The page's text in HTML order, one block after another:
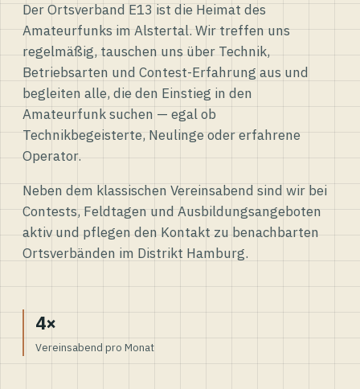
Der Ortsverband E13 ist die Heimat des
Amateurfunks im Alstertal. Wir treffen uns
regelmäßig, tauschen uns über Technik,
Betriebsarten und Contest-Erfahrung aus und
begleiten alle, die den Einstieg in den
Amateurfunk suchen — egal ob
Technikbegeisterte, Neulinge oder erfahrene
Operator.
Neben dem klassischen Vereinsabend sind wir bei
Contests, Feldtagen und Ausbildungsangeboten
aktiv und pflegen den Kontakt zu benachbarten
Ortsverbänden im Distrikt Hamburg.
4×
Vereinsabend pro Monat